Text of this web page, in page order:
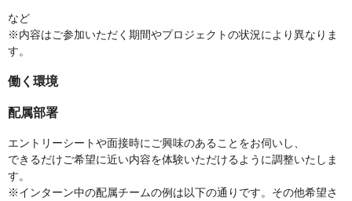
など
※内容はご参加いただく期間やプロジェクトの状況により異なりま
す。
働く環境
配属部署
エントリーシートや面接時にご興味のあることをお伺いし、
できるだけご希望に近い内容を体験いただけるように調整いたしま
す。
※インターン中の配属チームの例は以下の通りです。その他希望さ